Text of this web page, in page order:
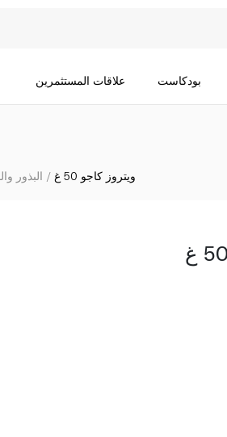
بودكاست علاقات المستثمرين
البذور ويتروز كاجو 50 غ